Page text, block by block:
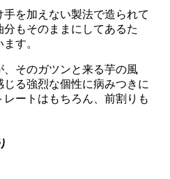
を加えない製法で造られて
もそのままにしてあるた
す。
そのガツンと来る芋の風
る強烈な個性に病みつきに
ートはもちろん、前割りも